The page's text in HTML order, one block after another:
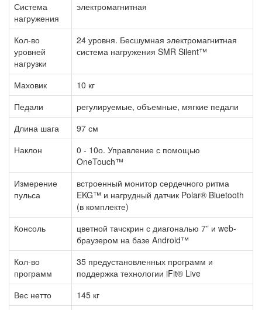
Система
нагружения
электромагнитная
Кол-во
уровней
нагрузки
24 уровня. Бесшумная электромагнитная
система нагружения SMR Silent™
Маховик
10 кг
Педали
регулируемые, объемные, мягкие педали
Длина шага
97 см
Наклон
0 - 10о. Управление с помощью
OneTouch™
Измерение
пульса
встроенный монитор сердечного ритма
EKG™ и нагрудный датчик Polar® Bluetooth
(в комплекте)
Консоль
цветной тачскрин с диагональю 7” и web-
браузером на базе Android™
Кол-во
программ
35 предустановленных программ и
поддержка технологии iFit® Live
Вес нетто
145 кг